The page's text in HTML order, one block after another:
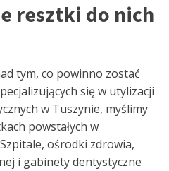
resztki do nich
tym, co powinno zostać
się w utylizacji
w Tuszynie, myślimy
powstałych w
ośrodki zdrowia,
i gabinety dentystyczne